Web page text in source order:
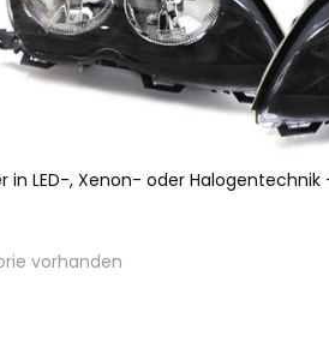
in LED-, Xenon- oder
vorhanden